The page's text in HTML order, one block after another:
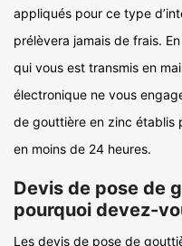
appliqués pour ce type
prélèvera jamais de frais.
qui vous est transmis en
électronique ne vous
de gouttière en zinc établis
en moins de 24 heures.
Devis de pose de
pourquoi devez-
Les devis de pose de